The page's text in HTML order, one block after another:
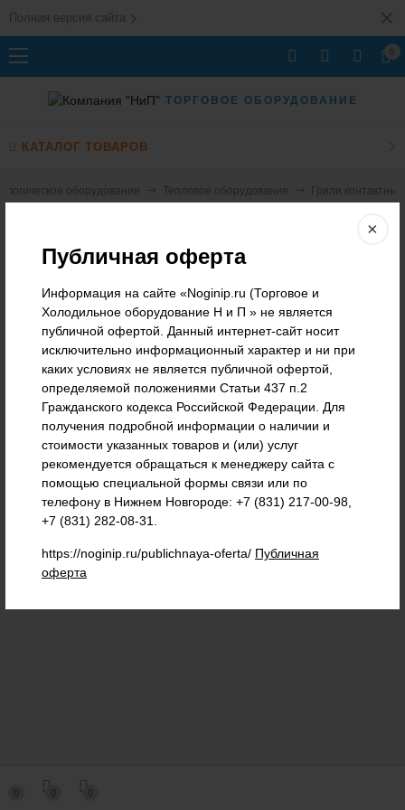
Публичная оферта
Информация на сайте «Noginip.ru (Торговое и
Холодильное оборудование Н и П » не является
публичной офертой. Данный интернет-сайт носит
исключительно информационный характер и ни при
каких условиях не является публичной офертой,
определяемой положениями Статьи 437 п.2
Гражданского кодекса Российской Федерации. Для
получения подробной информации о наличии и
стоимости указанных товаров и (или) услуг
рекомендуется обращаться к менеджеру сайта с
помощью специальной формы связи или по
телефону в Нижнем Новгороде: +7 (831) 217-00-98,
+7 (831) 282-08-31.
https://noginip.ru/publichnaya-oferta/ Публичная
оферта
×
Полная версия сайта
ТОРГОВОЕ ОБОРУДОВАНИЕ
КАТАЛОГ ТОВАРОВ
оборудование Тепловое оборудование Грили контактные
+7 (910) 892-76-36
г. Нижний Новгород, ул. Нартова д.6 корп. 2.
Nogser@yandex.ru Пн-Пт 09:00—17:00
Мы в соц.сетях